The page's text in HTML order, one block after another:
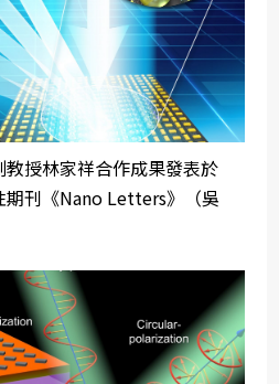
授林家祥合作成果發表於
期刊《Nano Letters》（吳